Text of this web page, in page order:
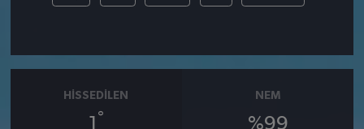
HISSEDILEN
1 °
NEM
%99